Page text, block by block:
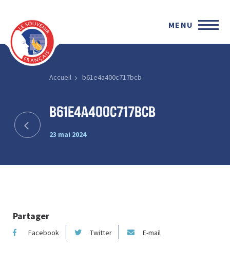
MENU
Accueil b61e4a400c717bcb
b61e4a400c717bcb
23 mai 2024
Partager
Facebook Twitter E-mail